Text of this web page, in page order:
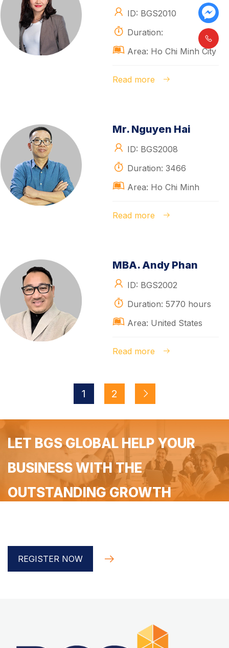
ID: BGS2010
Duration:
Area: Ho Chi Minh City
Read more
Mr. Nguyen Hai
ID: BGS2008
Duration: 3466
Area: Ho Chi Minh
Read more
MBA. Andy Phan
ID: BGS2002
Duration: 5770 hours
Area: United States
Read more
1 2
LET BGS GLOBAL HELP YOUR
BUSINESS WITH THE
OUTSTANDING GROWTH
REGISTER NOW